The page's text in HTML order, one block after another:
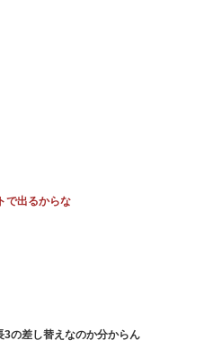
で出るからな
3の差し替えなのか分からん